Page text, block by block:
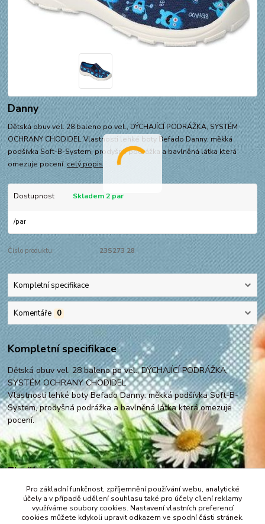
Danny
Dětská obuv vel. 28 baleno po vel., DÝCHAJÍCÍ PODRÁŽKA, SYSTÉM
OCHRANY CHODIDEL Vlastnosti lehké boty Befado Danny: měkká
podšívka Soft-B-System, prodyšná podrážka a bavlněná látka která
omezuje pocení.celý popis
Dostupnost Skladem 2 par
/par
Číslo produktu: 23S273 28
Kompletní specifikace
Komentáře 0
Kompletní specifikace
Dětská obuv vel. 28 baleno po vel., DÝCHAJÍCÍ PODRÁŽKA,
SYSTÉM OCHRANY CHODIDEL
Vlastnosti lehké boty Befado Danny: měkká podšívka Soft-B-
System, prodyšná podrážka a bavlněná látka která omezuje
pocení.
Zboží zařazeno v kategoriích
Pokračujte na obuv vel. 25-30
Pro základní funkčnost, zpříjemnění používání webu, analytické
účely a v případě udělení souhlasu také pro účely cílení reklamy
využíváme soubory cookies. Nastavení vlastních preferencí
cookies můžete kdykoli upravit odkazem ve spodní části stránek.